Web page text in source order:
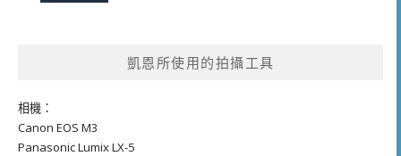
凱恩所使用的拍攝工具
相機：
Canon EOS M3
Panasonic Lumix LX-5